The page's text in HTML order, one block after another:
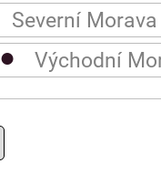
Severní Morava
● Východní